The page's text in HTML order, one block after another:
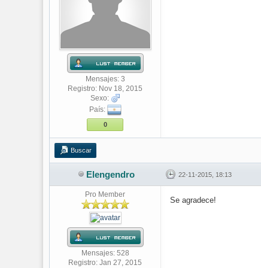
Mensajes: 3
Registro: Nov 18, 2015
Sexo:
País:
0
Buscar
Elengendro 22-11-2015, 18:13
Pro Member
Mensajes: 528
Registro: Jan 27, 2015
Se agradece!